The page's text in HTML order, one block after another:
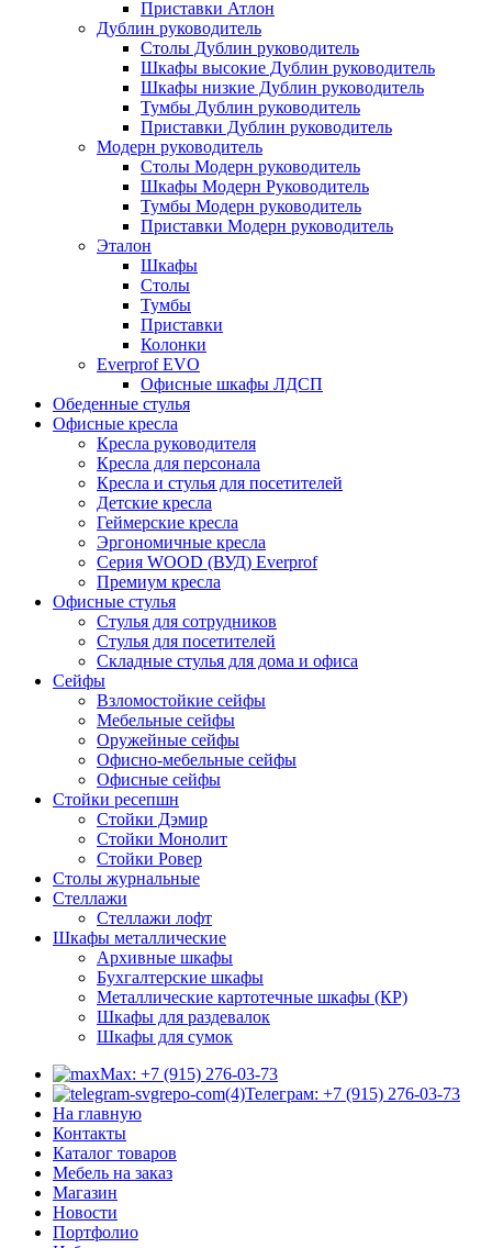
Приставки Атлон
Дублин руководитель
Столы Дублин руководитель
Шкафы высокие Дублин руководитель
Шкафы низкие Дублин руководитель
Тумбы Дублин руководитель
Приставки Дублин руководитель
Модерн руководитель
Столы Модерн руководитель
Шкафы Модерн Руководитель
Тумбы Модерн руководитель
Приставки Модерн руководитель
Эталон
Шкафы
Столы
Тумбы
Приставки
Колонки
Everprof EVO
Офисные шкафы ЛДСП
Обеденные стулья
Офисные кресла
Кресла руководителя
Кресла для персонала
Кресла и стулья для посетителей
Детские кресла
Геймерские кресла
Эргономичные кресла
Серия WOOD (ВУД) Everprof
Премиум кресла
Офисные стулья
Стулья для сотрудников
Стулья для посетителей
Складные стулья для дома и офиса
Сейфы
Взломостойкие сейфы
Мебельные сейфы
Оружейные сейфы
Офисно-мебельные сейфы
Офисные сейфы
Стойки ресепшн
Стойки Дэмир
Стойки Монолит
Стойки Ровер
Столы журнальные
Стеллажи
Стеллажи лофт
Шкафы металлические
Архивные шкафы
Бухгалтерские шкафы
Металлические картотечные шкафы (КР)
Шкафы для раздевалок
Шкафы для сумок
Max: +7 (915) 276-03-73
Телеграм: +7 (915) 276-03-73
На главную
Контакты
Каталог товаров
Мебель на заказ
Магазин
Новости
Портфолио